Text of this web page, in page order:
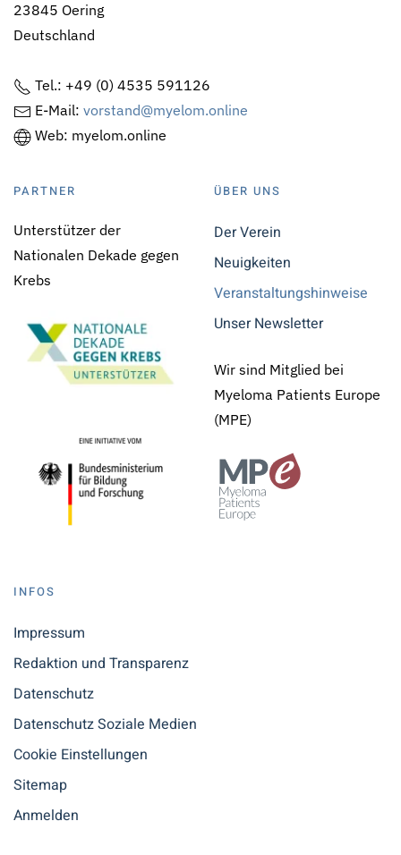
23845 Oering
Deutschland
Tel.: +49 (0) 4535 591126
E-Mail: vorstand@myelom.online
Web: myelom.online
PARTNER
Unterstützer der
Nationalen Dekade gegen
Krebs
ÜBER UNS
Der Verein
Neuigkeiten
Veranstaltungshinweise
Unser Newsletter
Wir sind Mitglied bei
Myeloma Patients Europe
(MPE)
INFOS
Impressum
Redaktion und Transparenz
Datenschutz
Datenschutz Soziale Medien
Cookie Einstellungen
Sitemap
Anmelden